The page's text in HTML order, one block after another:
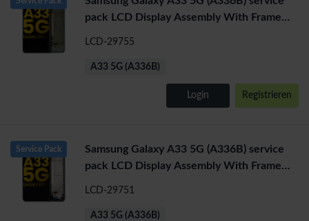
pack LCD Display Assembly With Frame
LCD-29755
A33 5G (A336B)
Login Registrieren
Service Pack
Samsung Galaxy A33 5G (A336B) service
pack LCD Display Assembly With Frame
LCD-29751
A33 5G (A336B)